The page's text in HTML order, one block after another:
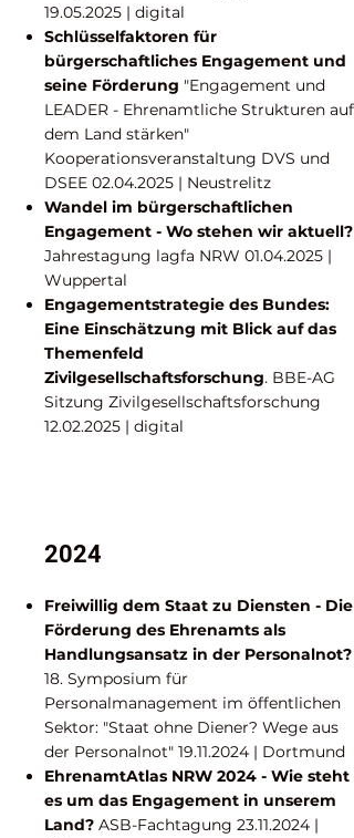
19.05.2025 | digital
Schlüsselfaktoren für
bürgerschaftliches Engagement und
seine Förderung "Engagement und
LEADER - Ehrenamtliche Strukturen auf
dem Land stärken"
Kooperationsveranstaltung DVS und
DSEE 02.04.2025 | Neustrelitz
Wandel im bürgerschaftlichen
Engagement - Wo stehen wir aktuell?
Jahrestagung lagfa NRW 01.04.2025 |
Wuppertal
Engagementstrategie des Bundes:
Eine Einschätzung mit Blick auf das
Themenfeld
Zivilgesellschaftsforschung. BBE-AG
Sitzung Zivilgesellschaftsforschung
12.02.2025 | digital
2024
Freiwillig dem Staat zu Diensten - Die
Förderung des Ehrenamts als
Handlungsansatz in der Personalnot?
18. Symposium für
Personalmanagement im öffentlichen
Sektor: "Staat ohne Diener? Wege aus
der Personalnot" 19.11.2024 | Dortmund
EhrenamtAtlas NRW 2024 - Wie steht
es um das Engagement in unserem
Land? ASB-Fachtagung 23.11.2024 |